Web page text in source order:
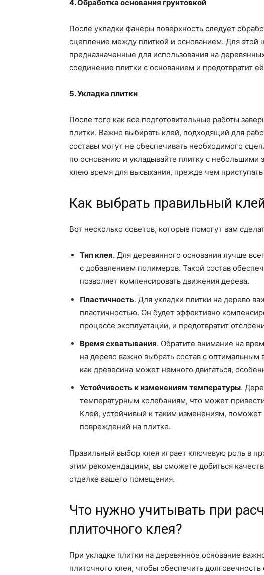
4. Обработка основания грунтовкой
После укладки фанеры поверхность следует
сцепление между плиткой и основанием. Для этой
предназначенные для использования на
соединение плитки с основанием и предотвратит
5. Укладка плитки
После того как все подготовительные работы
плитки. Важно выбирать клей, подходящий для
составы могут не обеспечивать необходимого
по основанию и укладывайте плитку с небольшими
клею время для высыхания, прежде чем приступать
Как выбрать правильный
Вот несколько советов, которые помогут вам
Тип клея. Для деревянного основания лучше
с добавлением полимеров. Такой состав
позволяет компенсировать движения дерева.
Пластичность. Для укладки плитки на дерево
пластичностью. Он будет эффективно
процессе эксплуатации, и предотвратит
Время схватывания. Обратите внимание на
на дерево важно выбрать состав с
как древесина может немного двигаться,
Устойчивость к изменениям температуры.
температурным колебаниям, что может
Клей, устойчивый к таким изменениям,
повреждений на плитке.
Правильный выбор клея играет ключевую роль в
этим рекомендациям, вы сможете добиться
отделке вашего помещения.
Что нужно учитывать при
плиточного клея?
При укладке плитки на деревянное основание
плиточного клея, чтобы обеспечить